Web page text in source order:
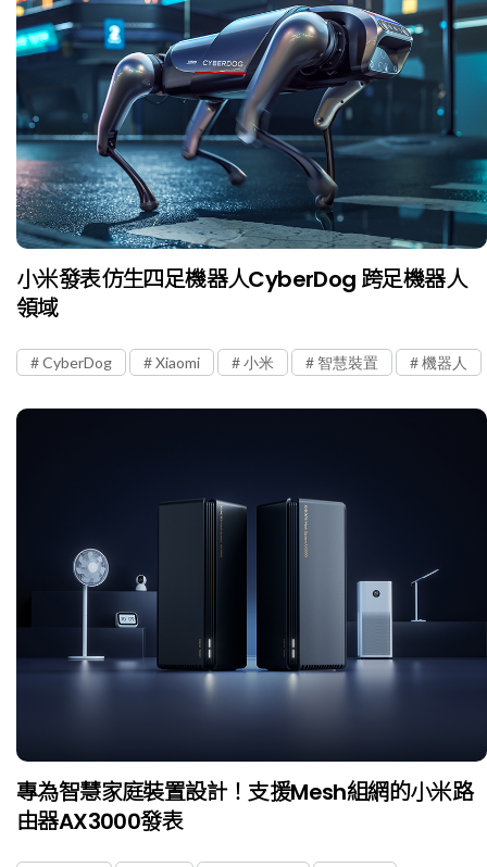
小米發表仿生四足機器人CyberDog 跨足機器人
領域
CyberDog Xiaomi 小米 智慧裝置 機器人
專為智慧家庭裝置設計！支援Mesh組網的小米路
由器AX3000發表